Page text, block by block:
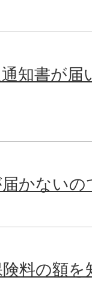
知書が
かないの
料の額